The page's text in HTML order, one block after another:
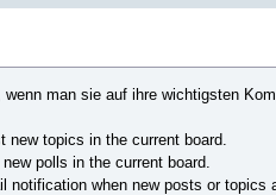
man sie auf ihre wichtigsten
new topics in the current board.
polls in the current board.
when new posts or topics